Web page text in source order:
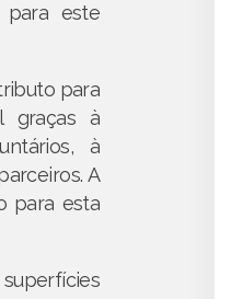
para este
para
graças à
à
A
para esta